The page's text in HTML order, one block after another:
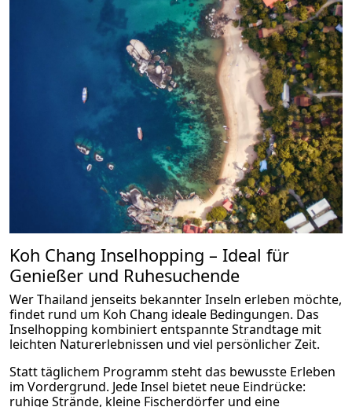
Koh Chang Inselhopping – Ideal für
Genießer und Ruhesuchende
Wer Thailand jenseits bekannter Inseln erleben möchte,
findet rund um Koh Chang ideale Bedingungen. Das
Inselhopping kombiniert entspannte Strandtage mit
leichten Naturerlebnissen und viel persönlicher Zeit.
Statt täglichem Programm steht das bewusste Erleben
im Vordergrund. Jede Insel bietet neue Eindrücke:
ruhige Strände, kleine Fischerdörfer und eine